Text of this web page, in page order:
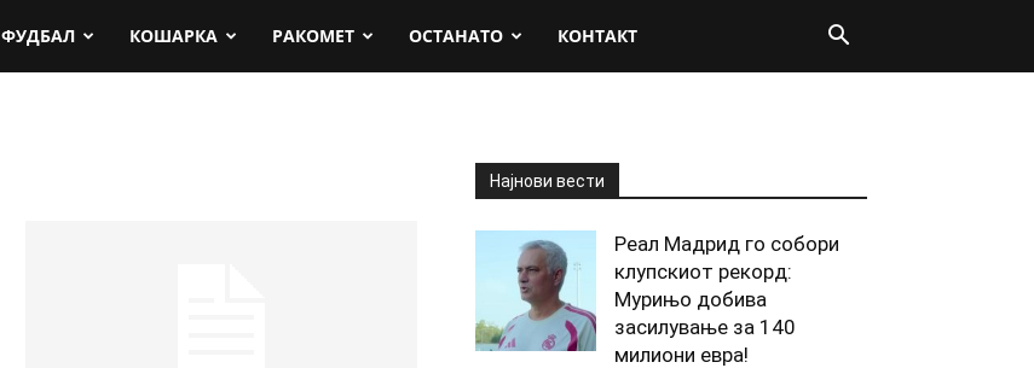
ФУДБАЛ КОШАРКА РАКОМЕТ ОСТАНАТО КОНТАКТ
Најнови вести
Реал Мадрид го собори
клупскиот рекорд:
Мурињо добива
засилување за 140
милиони евра!